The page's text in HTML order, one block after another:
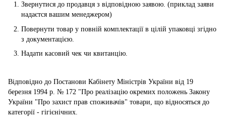
Звернутися до продавця з відповідною заявою. (приклад заяви
надаєтся вашим менеджером)
Повернути товар у повній комплектації в цілій упаковці згідно
з документацією.
Надати касовий чек чи квитанцію.
Відповідно до Постанови Кабінету Міністрів України від 19
березня 1994 р. № 172 "Про реалізацію окремих положень Закону
України "Про захист прав споживачів" товари, що відносяться до
категорії - гігієнічних.